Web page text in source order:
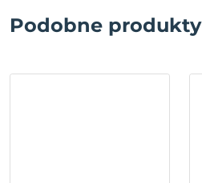
Podobne produkty